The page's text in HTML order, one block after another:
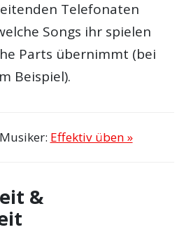
Telefonaten
Songs ihr spielen
Parts übernimmt (bei
Beispiel).
Effektiv üben »
&